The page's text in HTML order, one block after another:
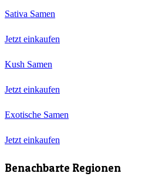
Sativa Samen
Jetzt einkaufen
Kush Samen
Jetzt einkaufen
Exotische Samen
Jetzt einkaufen
Benachbarte Regionen